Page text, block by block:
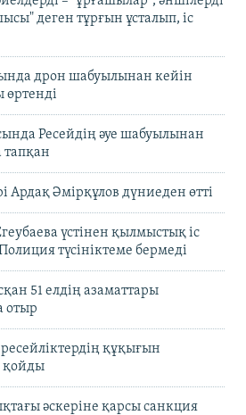
деген тұрғын ұсталып, іс
дрон шабуылынан кейін
өртенді
Ресейдің әуе шабуылынан
тапқан
Ардақ Әмірқұлов дүниеден өтті
үстінен қылмыстық іс
түсініктеме бермеді
51 елдің азаматтары
отыр
құқығын
қойды
әскеріне қарсы санкция